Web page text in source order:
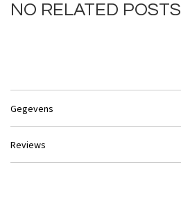
NO RELATED POSTS
Gegevens
Reviews